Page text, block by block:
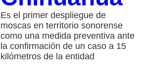
Es el primer despliegue de
moscas en territorio sonorense
como una medida preventiva ante
la confirmación de un caso a 15
kilómetros de la entidad